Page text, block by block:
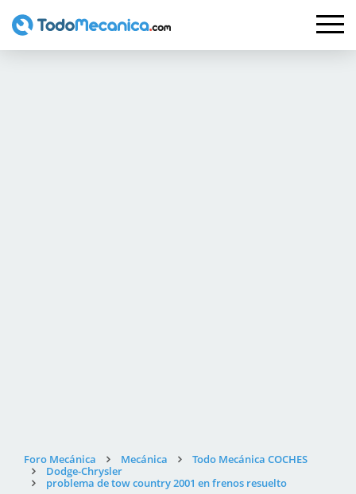
Foro Mecánica Mecánica
Todo Mecánica COCHES
Dodge-Chrysler
problema de tow country 2001 en frenos resuelto